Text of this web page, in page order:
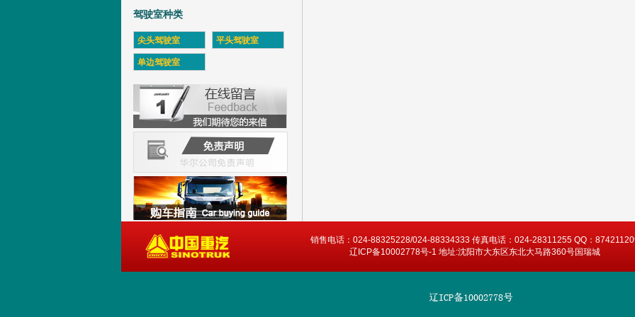
驾驶室种类
尖头驾驶室 平头驾驶室
单边驾驶室
销售电话：024-88325228/024-88334333 传真电话：024-28311255 QQ：
辽ICP备10002778号-1 地址:沈阳市大东区东北大马路360号国瑞城